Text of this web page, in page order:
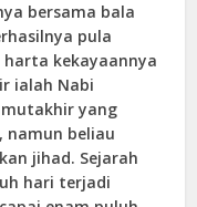
bersama bala
pula
kekayaannya
ialah Nabi
mutakhir yang
namun beliau
jihad. Sejarah
hari terjadi